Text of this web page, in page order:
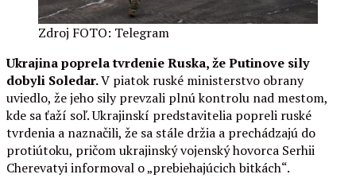
Zdroj FOTO: Telegram
Ukrajina poprela tvrdenie Ruska, že Putinove sily
dobyli Soledar.V piatok ruské ministerstvo obrany
uviedlo, že jeho sily prevzali plnú kontrolu nad mestom,
kde sa ťaží soľ. Ukrajinskí predstavitelia popreli ruské
tvrdenia a naznačili, že sa stále držia a prechádzajú do
protiútoku, pričom ukrajinský vojenský hovorca Serhii
Cherevatyi informoval o „prebiehajúcich bitkách“.